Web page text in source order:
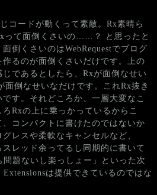
コードが動くって素敵。Rx素晴ら
って面倒くさいの……？ と思ったと
倒くさいのはWebRequestでプログ
るのが面倒くさいだけです。上の
であるとしたら、Rxが面倒なせい
面倒なせいなだけです。これRx抜き
す。それどころか、一層大変なこ
Rxの上に乗っかっているからこ
コンパクトに書けたのではないか
レスや柔軟なキャンセルなど、
スレッド余ってるし同期的に書いて
題ないし楽っしょー」といった次
は提供できているのではな